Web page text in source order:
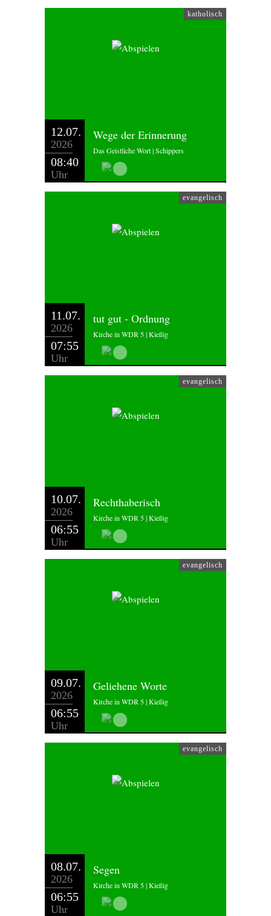
katholisch
12.07.
2026
08:40
Uhr
Wege der Erinnerung
Das Geistliche Wort | Schippers
evangelisch
11.07.
2026
07:55
Uhr
tut gut - Ordnung
Kirche in WDR 5 | Kießig
evangelisch
10.07.
2026
06:55
Uhr
Rechthaberisch
Kirche in WDR 5 | Kießig
evangelisch
09.07.
2026
06:55
Uhr
Geliehene Worte
Kirche in WDR 5 | Kießig
evangelisch
08.07.
2026
06:55
Uhr
Segen
Kirche in WDR 5 | Kießig